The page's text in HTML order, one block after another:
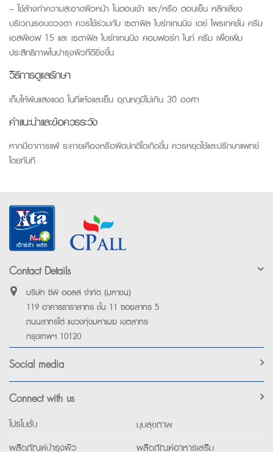
– ใช้ล้างทำความสะอาดผิวหน้า ในตอนเช้า และ/หรือ ตอนเย็น หลีกเลี่ยง
บริเวณรอบดวงตา ควรใช้ร่วมกับ เซตาฟิล ไบร์ทเทนนิ่ง เดย์ โพรเทคชั่น ครีม
เอสพีเอฟ 15 และ เซตาฟิล ไบร์ทเทนนิ่ง คอมฟอร์ท ไนท์ ครีม เพื่อเพิ่ม
ประสิทธิภาพในบำรุงผิวที่ดียิ่งขึ้น
วิธีการดูแลรักษา
เก็บให้พ้นแสงแดด ในที่แห้งและเย็น อุณหภูมิไม่เกิน 30 องศา
คำแนะนำและข้อควรระวัง
หากมีอาการแพ้ ระคายเคืองหรือผิดปกติใดเกิดขึ้น ควรหยุดใช้และปรึกษาแพทย์
โดยทันที
Contact Details
บริษัท ซีพี ออลล์ จำกัด (มหาชน)
119 อาคารธาราสาทร ชั้น 11 ซอยสาทร 5
ถนนสาทรใต้ แขวงทุ่งมหาเมฆ เขตสาทร
กรุงเทพฯ 10120
Social media
Connect with us
โปรโมชั่น
มุมสุขภาพ
ผลิตภัณฑ์บำรุงผิว
ผลิตภัณฑ์อาหารเสริม